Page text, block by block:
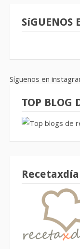
SíGUENOS
Síguenos en
TOP BLOG
Recetaxdía